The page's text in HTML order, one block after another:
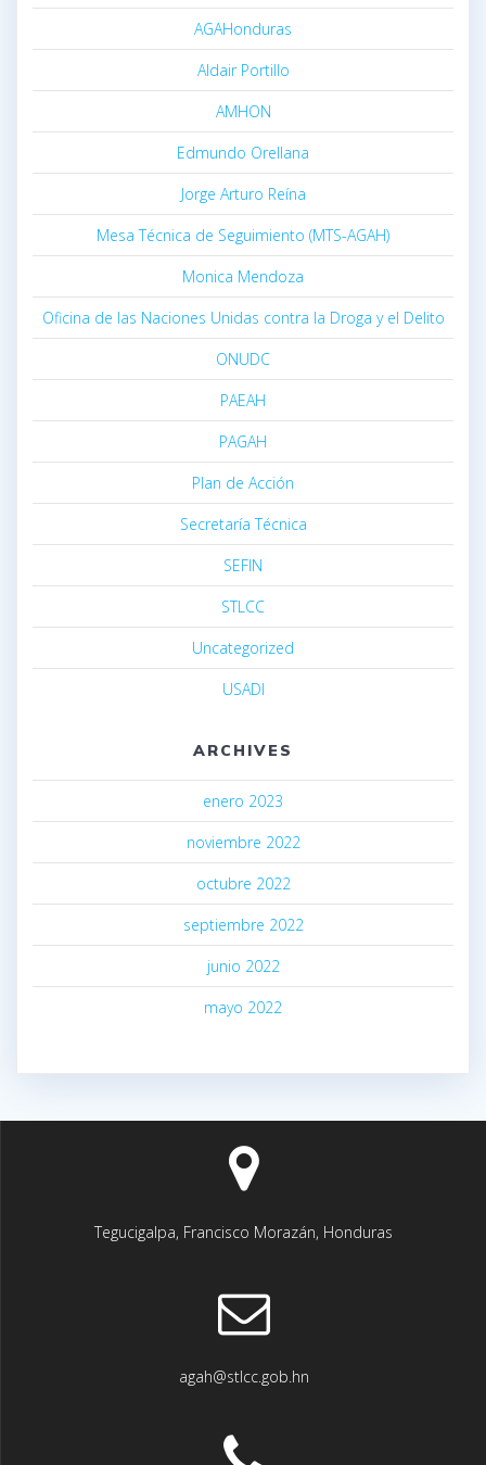
AGAHonduras
Aldair Portillo
AMHON
Edmundo Orellana
Jorge Arturo Reína
Mesa Técnica de Seguimiento (MTS-AGAH)
Monica Mendoza
Oficina de las Naciones Unidas contra la Droga y el Delito
ONUDC
PAEAH
PAGAH
Plan de Acción
Secretaría Técnica
SEFIN
STLCC
Uncategorized
USADI
ARCHIVES
enero 2023
noviembre 2022
octubre 2022
septiembre 2022
junio 2022
mayo 2022
Tegucigalpa, Francisco Morazán, Honduras
agah@stlcc.gob.hn